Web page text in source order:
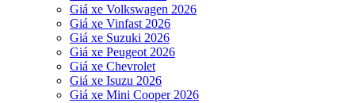
Giá xe Volkswagen 2026
Giá xe Vinfast 2026
Giá xe Suzuki 2026
Giá xe Peugeot 2026
Giá xe Chevrolet
Giá xe Isuzu 2026
Giá xe Mini Cooper 2026